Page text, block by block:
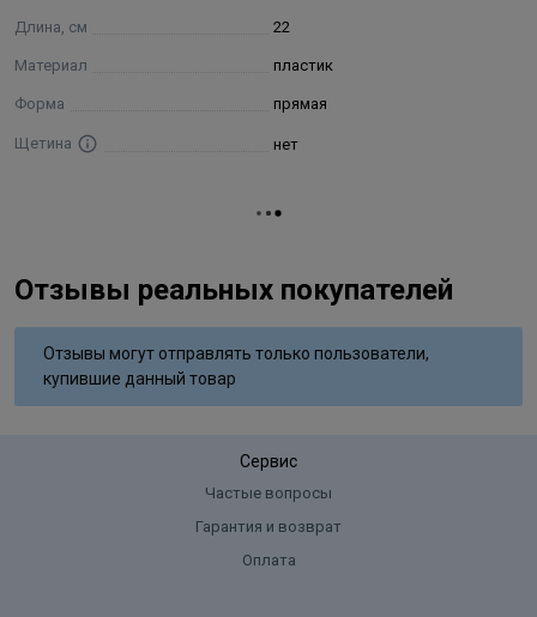
Длина, см 22
Материал пластик
Форма прямая
Щетина нет
Отзывы реальных покупателей
Отзывы могут отправлять только пользователи,
купившие данный товар
Сервис
Частые вопросы
Гарантия и возврат
Оплата